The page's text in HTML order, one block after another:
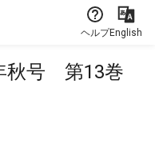
ヘルプEnglish
秋号 第13巻